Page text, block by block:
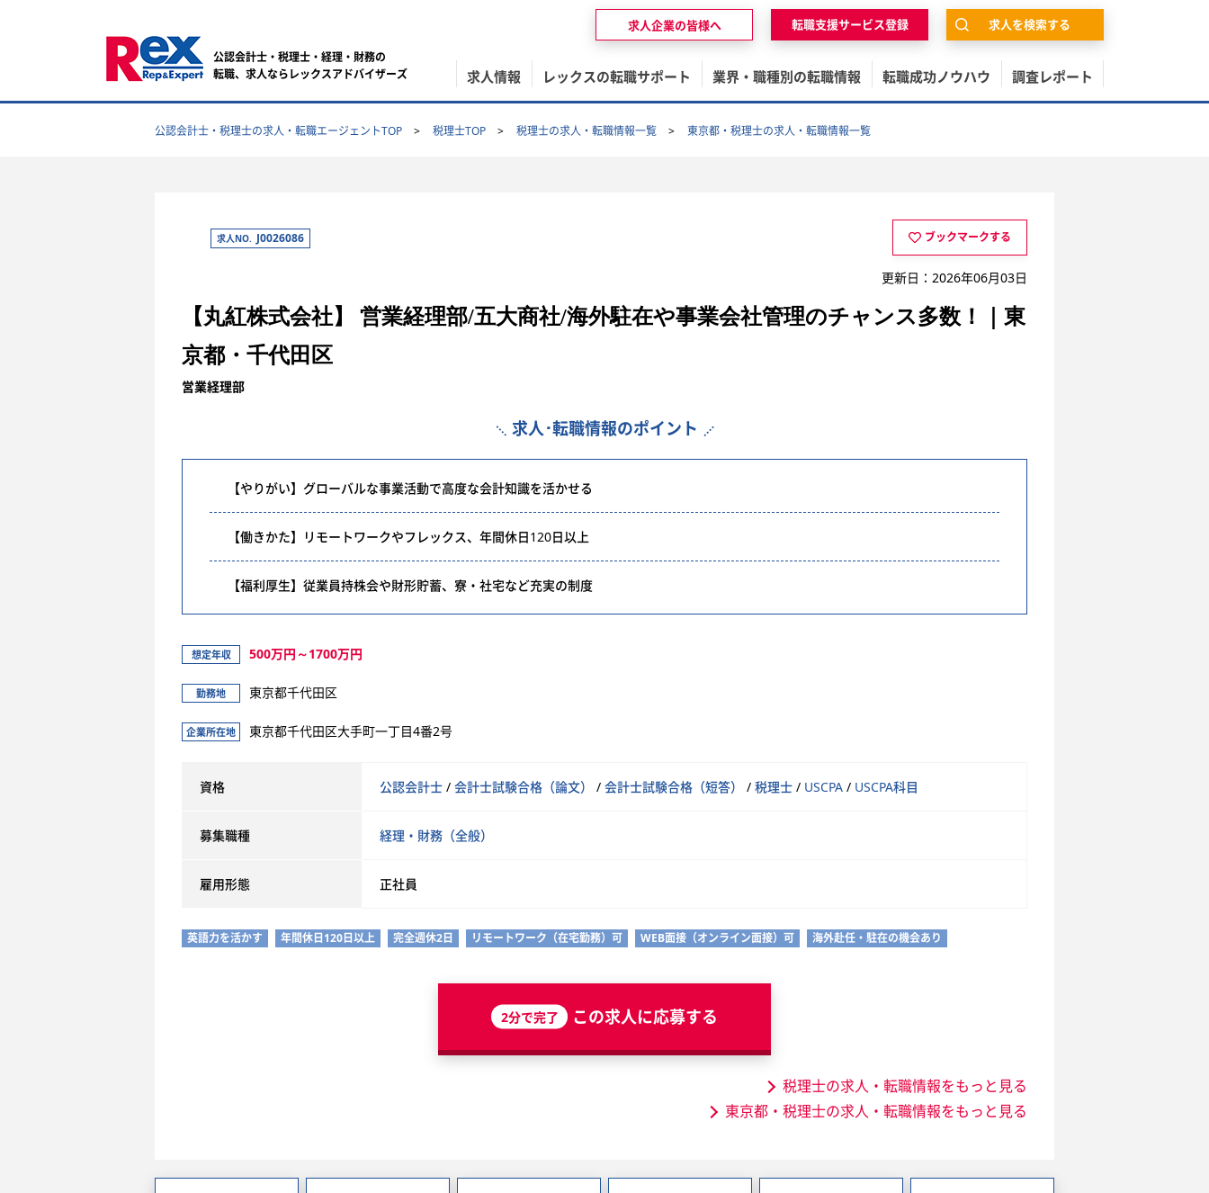
公認会計士・税理士・経理・財務の
転職、求人ならレックスアドバイザーズ
求人情報 レックスの転職サポート 業界・職種別の転職情報 転職成功ノウハウ 調査レポート
求人企業の皆様へ 転職支援サービス登録 求人を検索する
公認会計士・税理士の求人・転職エージェントTOP 税理士TOP 税理士の求人・転職情報一覧 東京都・税理士の求人・転職情報一覧
求人NO. J0026086 ブックマークする
更新日：2026年06月03日
【丸紅株式会社】 営業経理部/五大商社/海外駐在や事業会社管理のチャンス多数！｜東
京都・千代田区
営業経理部
求人･転職情報のポイント
【やりがい】グローバルな事業活動で高度な会計知識を活かせる
【働きかた】リモートワークやフレックス、年間休日120日以上
【福利厚生】従業員持株会や財形貯蓄、寮・社宅など充実の制度
想定年収 500万円～1700万円
勤務地 東京都千代田区
企業所在地 東京都千代田区大手町一丁目4番2号
資格 公認会計士 / 会計士試験合格（論文） / 会計士試験合格（短答） / 税理士 / USCPA / USCPA科目
募集職種 経理・財務（全般）
雇用形態 正社員
英語力を活かす 年間休日120日以上 完全週休2日 リモートワーク（在宅勤務）可 WEB面接（オンライン面接）可 海外赴任・駐在の機会あり
2分で完了 この求人に応募する
税理士の求人・転職情報をもっと見る
東京都・税理士の求人・転職情報をもっと見る